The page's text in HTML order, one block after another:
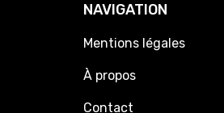
NAVIGATION
Mentions légales
À propos
Contact